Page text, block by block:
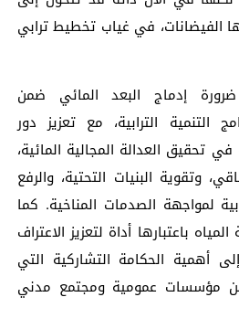
الفيضانات، في غياب تخطيط ترابي
إدماج البعد المائي ضمن
التنمية الترابية، مع تعزيز دور
في تحقيق العدالة المجالية المائية،
وتقوية البنيات التحتية، والرفع
لمواجهة الصدمات المناخية. كما
باعتبارها أداة لتعزيز الاعتراف
أهمية الحكامة التشاركية التي
مؤسسات عمومية ومجتمع مدني